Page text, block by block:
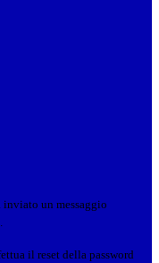
inviato un messaggio
il reset della password